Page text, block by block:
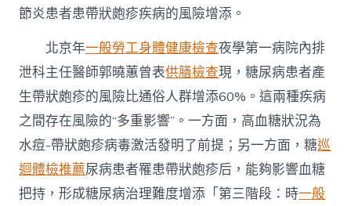
節炎患者患帶狀皰疹疾病的風險增添。
北京年一般勞工身體健康檢查夜學第一病院內排
泄科主任醫師郭曉蕙曾表供膳檢查現，糖尿病患者產
生帶狀皰疹的風險比通俗人群增添60%。這兩種疾病
之間存在風險的“多重影響”。一方面，高血糖狀況為
水痘-帶狀皰疹病毒激活發明了前提；另一方面，糖巡
迴體檢推薦尿病患者罹患帶狀皰疹后，能夠影響血糖
把持，形成糖尿病治理難度增添「第三階段：時一般